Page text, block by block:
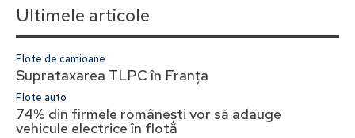
Ultimele articole
Flote de camioane
Suprataxarea TLPC în Franța
Flote auto
74% din firmele românești vor să adauge
vehicule electrice în flotă